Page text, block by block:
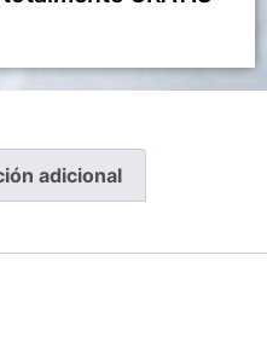
adicional